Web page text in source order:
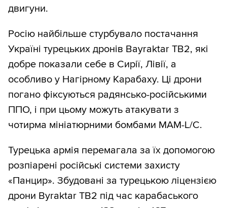
двигуни.
Росію найбільше стурбувало постачання
Україні турецьких дронів Bayraktar TB2, які
добре показали себе в Сирії, Лівії, а
особливо у Нагірному Карабаху. Ці дрони
погано фіксуються радянсько-російськими
ППО, і при цьому можуть атакувати з
чотирма мініатюрними бомбами MAM-L/C.
Турецька армія перемагала за їх допомогою
розпіарені російські системи захисту
«Панцир». Збудовані за турецькою ліцензією
дрони Byraktar TB2 під час карабаського